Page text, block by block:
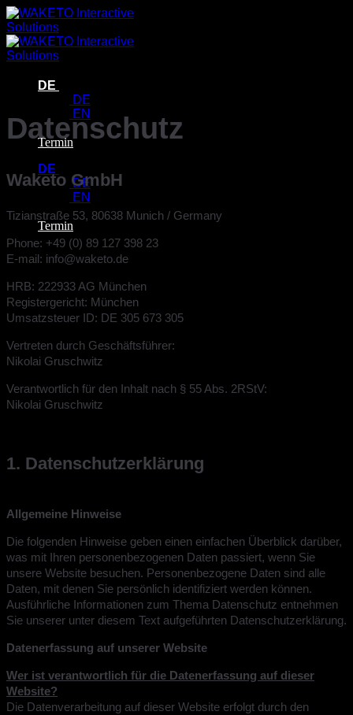
Zum
Inhalt
springen
DE
DE
EN
Termin
DE
DE
EN
Termin
Datenschutz
Waketo GmbH
Tizianstraße 53, 80638 Munich / Germany
Phone: +49 (0) 89 127 398 23
E-mail: info@waketo.de
HRB: 222933 AG München
Registergericht: München
Umsatzsteuer ID: DE 305 673 305
Vertreten durch Geschäftsführer:
Nikolai Gruschwitz
Verantwortlich für den Inhalt nach § 55 Abs. 2RStV:
Nikolai Gruschwitz
1. Datenschutzerklärung
Allgemeine Hinweise
Die folgenden Hinweise geben einen einfachen Überblick darüber,
was mit Ihren personenbezogenen Daten passiert, wenn Sie
unsere Website besuchen. Personenbezogene Daten sind alle
Daten, mit denen Sie persönlich identifiziert werden können.
Ausführliche Informationen zum Thema Datenschutz entnehmen
Sie unserer unter diesem Text aufgeführten Datenschutzerklärung.
Datenerfassung auf unserer Website
Wer ist verantwortlich für die Datenerfassung auf dieser
Website?
Die Datenverarbeitung auf dieser Website erfolgt durch den